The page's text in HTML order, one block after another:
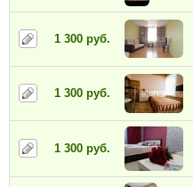
1 300 руб.
1 300 руб.
1 300 руб.